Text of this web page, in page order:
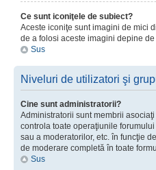
Ce sunt iconiţele de subiect?
Aceste iconiţe sunt imagini de mici
de a folosi aceste imagini depine
Sus
Niveluri de utilizatori şi
Cine sunt administratorii?
Administratorii sunt membrii
controla toate operaţiunile
sau a moderatorilor, etc. în funcţie
de moderare completă în toate
Sus